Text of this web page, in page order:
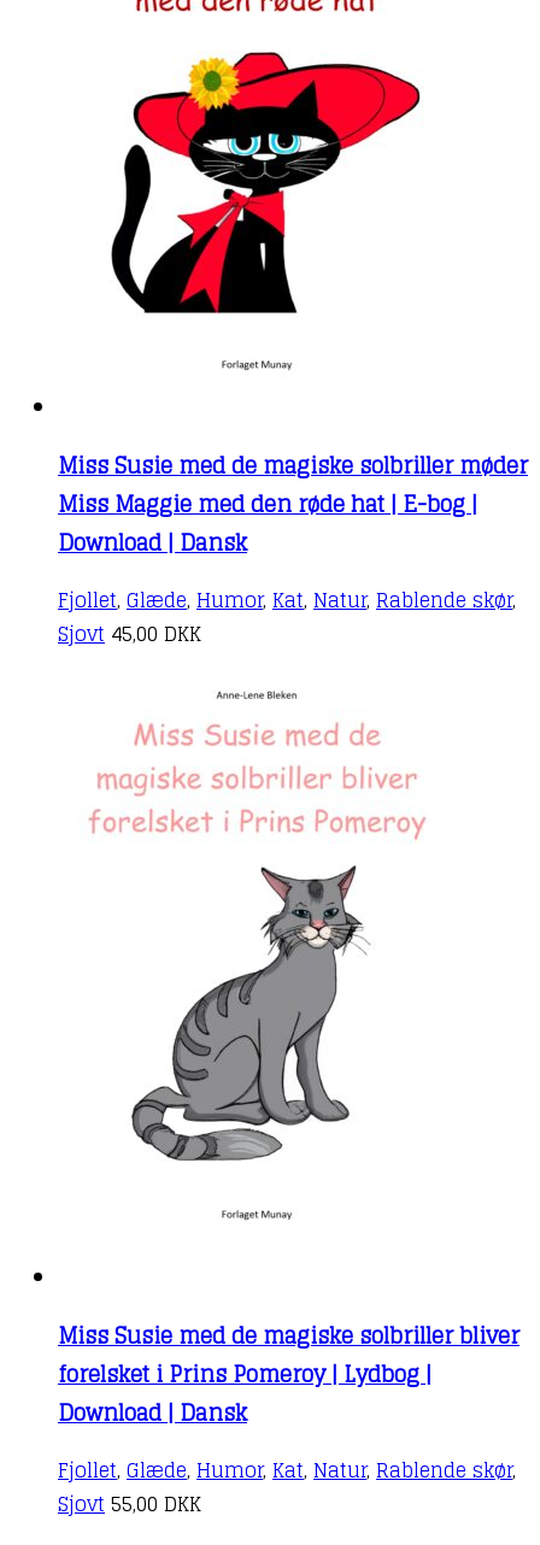
Miss Susie med de magiske solbriller møder
Miss Maggie med den røde hat | E-bog |
Download | Dansk
Fjollet, Glæde, Humor, Kat, Natur, Rablende skør,
Sjovt 45,00 DKK
Miss Susie med de magiske solbriller bliver
forelsket i Prins Pomeroy | Lydbog |
Download | Dansk
Fjollet, Glæde, Humor, Kat, Natur, Rablende skør,
Sjovt55,00 DKK